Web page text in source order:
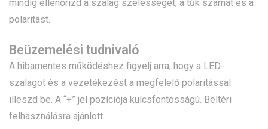
mindig ellenőrizd a szalag szélességét, a tűk számát és a
polaritást.
Beüzemelési tudnivaló
A hibamentes működéshez figyelj arra, hogy a LED-
szalagot és a vezetékezést a megfelelő polaritással
illeszd be. A “+” jel pozíciója kulcsfontosságú. Beltéri
felhasználásra ajánlott.